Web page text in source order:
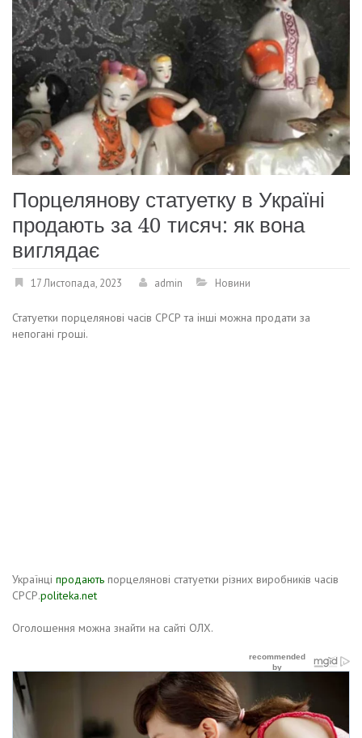
Порцелянову статуетку в Україні
продають за 40 тисяч: як вона
виглядає
17 Листопада, 2023 admin Новини
Статуетки порцелянові часів СРСР та інші можна продати за
непогані гроші.
Українці продають порцелянові статуетки різних виробників часів
СРСР.politeka.net
Оголошення можна знайти на сайті ОЛХ.